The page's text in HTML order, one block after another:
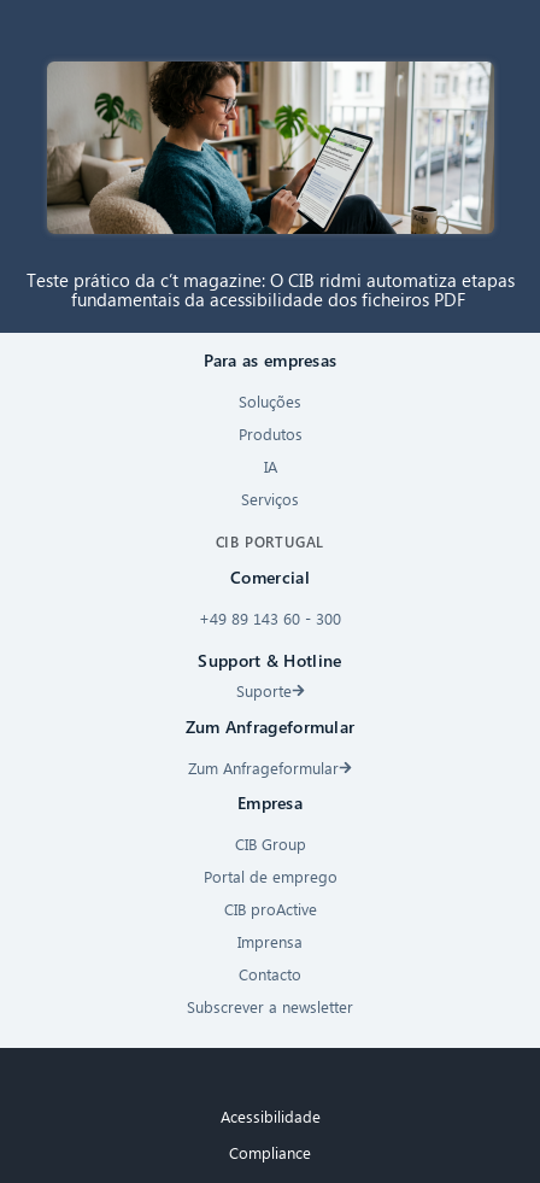
Teste prático da c’t magazine: O CIB ridmi automatiza etapas
fundamentais da acessibilidade dos ficheiros PDF
Para as empresas
Soluções
Produtos
IA
Serviços
CIB PORTUGAL
Comercial
+49 89 143 60 - 300
Support & Hotline
Suporte
Zum Anfrageformular
Zum Anfrageformular
Empresa
CIB Group
Portal de emprego
CIB proActive
Imprensa
Contacto
Subscrever a newsletter
Acessibilidade
Compliance